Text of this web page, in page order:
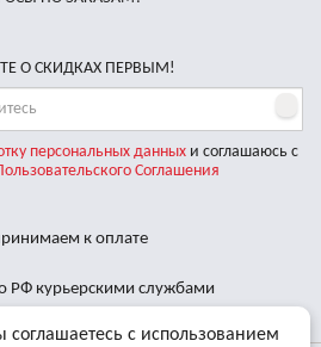
О СКИДКАХ ПЕРВЫМ!
персональных данныхи соглашаюсь с
Соглашения
к оплате
РФ курьерскими службами
соглашаетесь с использованием